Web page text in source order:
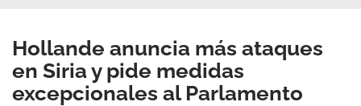
Hollande anuncia más ataques
en Siria y pide medidas
excepcionales al Parlamento